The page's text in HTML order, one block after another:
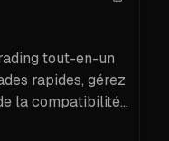
tout-en-un
rapides, gérez
la compatibilité